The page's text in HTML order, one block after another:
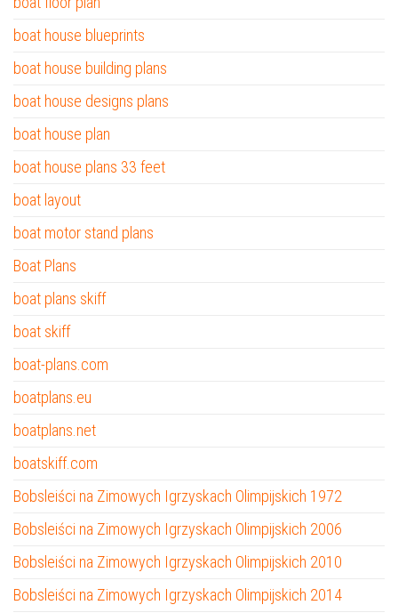
boat house blueprints
boat house building plans
boat house designs plans
boat house plan
boat house plans 33 feet
boat layout
boat motor stand plans
Boat Plans
boat plans skiff
boat skiff
boat-plans.com
boatplans.eu
boatplans.net
boatskiff.com
Bobsleiści na Zimowych Igrzyskach Olimpijskich 1972
Bobsleiści na Zimowych Igrzyskach Olimpijskich 2006
Bobsleiści na Zimowych Igrzyskach Olimpijskich 2010
Bobsleiści na Zimowych Igrzyskach Olimpijskich 2014